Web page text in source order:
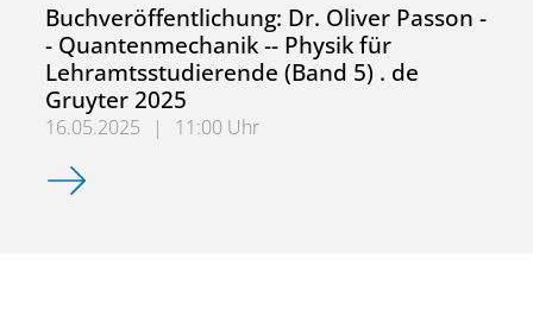
Buchveröffentlichung: Dr. Oliver Passon -
- Quantenmechanik -- Physik für
Lehramtsstudierende (Band 5) . de
Gruyter 2025
16.05.2025 |
11:00 Uhr
Buchveröffentlichung: Dr. Oliver Passon --